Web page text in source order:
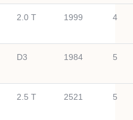
2.0 T 1999 4
D3 1984 5
2.5 T 2521 5